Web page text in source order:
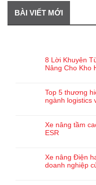
BÀI VIẾT MỚI
8 Lời Khuyên
Nâng Cho Kho
Top 5 thương
ngành logistics
Xe nâng tầm
ESR
Xe nâng Điện
doanh nghiệp